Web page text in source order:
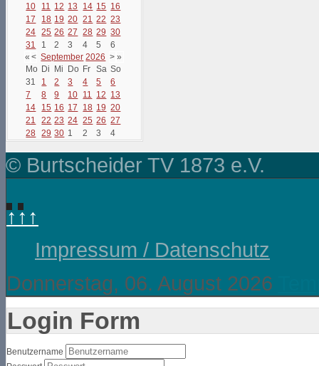
10
11 12 13 14 15 16
17
18 19 20 21 22 23
24 25 26 27 28 29 30
31
1 2 3 4 5
6
« < September 2026 > »
Mo Di Mi Do Fr Sa So
31
1 2 3 4 5
6
7
8 9 10 11 12 13
14
15 16 17 18 19 20
21
22 23 24 25 26 27
28 29 30 1 2 3 4
© Burtscheider TV 1873 e.V.
↑↑↑
Impressum / Datenschutz
Donnerstag, 06. August 2026
Login Form
Benutzername